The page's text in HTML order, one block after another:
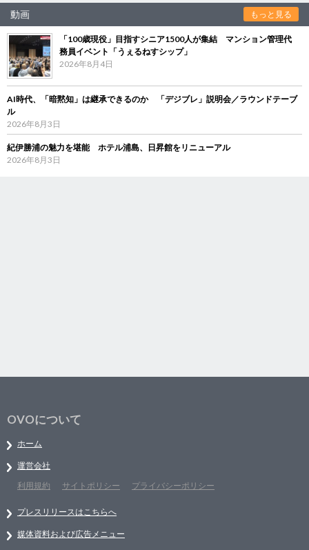
動画 もっと見る
「100歳現役」目指すシニア1500人が集結 マンション管理代
務員イベント「うぇるねすシップ」
2026年8月4日
AI時代、「暗黙知」は継承できるのか 「デジブレ」説明会／ラウンドテーブ
ル
2026年8月3日
紀伊勝浦の魅力を堪能 ホテル浦島、日昇館をリニューアル
2026年8月3日
OVOについて
ホーム
運営会社
利用規約
サイトポリシー プライバシーポリシー
プレスリリースはこちらへ
媒体資料および広告メニュー